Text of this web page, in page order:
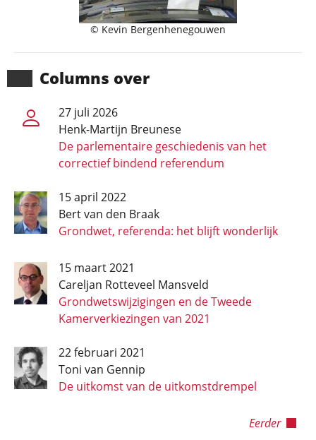
© Kevin Bergenhenegouwen
Columns over
27 juli 2026
Henk-Martijn Breunese
De parlementaire geschiedenis van het
correctief bindend referendum
15 april 2022
Bert van den Braak
Grondwet, referenda: het blijft wonderlijk
15 maart 2021
Careljan Rotteveel Mansveld
Grondwetswijzigingen en de Tweede
Kamerverkiezingen van 2021
22 februari 2021
Toni van Gennip
De uitkomst van de uitkomstdrempel
Eerder